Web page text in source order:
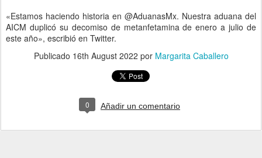
«Estamos haciendo historia en @AduanasMx. Nuestra aduana del
AICM duplicó su decomiso de metanfetamina de enero a julio de
este año», escribió en Twitter.
Publicado 16th August 2022 por Margarita Caballero
0 Añadir un comentario